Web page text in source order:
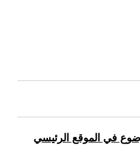
في الموقع الرئيسي